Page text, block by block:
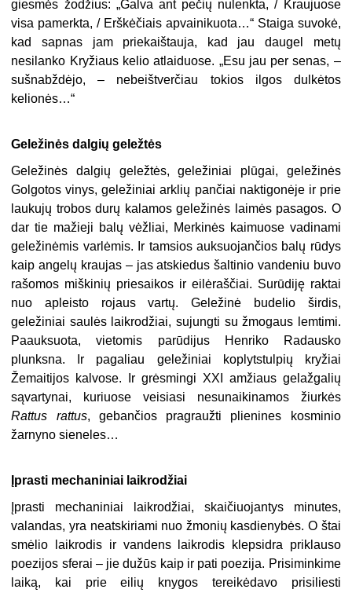
giesmės žodžius: „Galva ant pečių nulenkta, / Kraujuose
visa pamerkta, / Erškėčiais apvainikuota…“ Staiga suvokė,
kad sapnas jam priekaištauja, kad jau daugel metų
nesilanko Kryžiaus kelio atlaiduose. „Esu jau per senas, –
sušnabždėjo, – nebeištverčiau tokios ilgos dulkėtos
kelionės…“
Geležinės dalgių geležtės
Geležinės dalgių geležtės, geležiniai plūgai, geležinės
Golgotos vinys, geležiniai arklių pančiai naktigonėje ir prie
laukujų trobos durų kalamos geležinės laimės pasagos. O
dar tie mažieji balų vėžliai, Merkinės kaimuose vadinami
geležinėmis varlėmis. Ir tamsios auksuojančios balų rūdys
kaip angelų kraujas – jas atskiedus šaltinio vandeniu buvo
rašomos miškinių priesaikos ir eilėraščiai. Surūdiję raktai
nuo apleisto rojaus vartų. Geležinė budelio širdis,
geležiniai saulės laikrodžiai, sujungti su žmogaus lemtimi.
Paauksuota, vietomis parūdijus Henriko Radausko
plunksna. Ir pagaliau geležiniai koplytstulpių kryžiai
Žemaitijos kalvose. Ir grėsmingi XXI amžiaus gelažgalių
sąvartynai, kuriuose veisiasi nesunaikinamos žiurkės
Rattus rattus, gebančios pragraužti plienines kosminio
žarnyno sieneles…
Įprasti mechaniniai laikrodžiai
Įprasti mechaniniai laikrodžiai, skaičiuojantys minutes,
valandas, yra neatskiriami nuo žmonių kasdienybės. O štai
smėlio laikrodis ir vandens laikrodis klepsidra priklauso
poezijos sferai – jie dužūs kaip ir pati poezija. Prisiminkime
laiką, kai prie eilių knygos tereikėdavo prisiliesti